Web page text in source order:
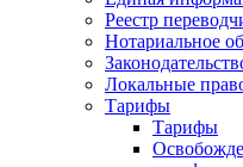
Реестр
Нотариальное
Локальные
Тарифы
Тарифы